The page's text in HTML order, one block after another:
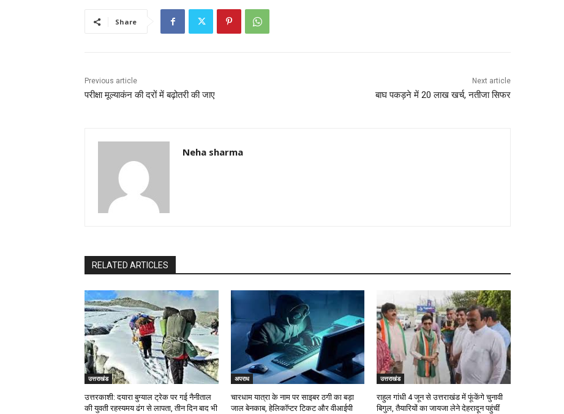
b
k
A
p
Share
Previous article
परीक्षा मूल्याकंन की दरों में बढ़ोतरी की जाए
Next article
बाघ पकड़ने में 20 लाख खर्च, नतीजा सिफर
Neha sharma
RELATED ARTICLES
उत्तराखंड
उत्तरकाशी: दयारा बुग्याल ट्रेक पर गई नैनीताल
की युवती रहस्यमय ढंग से लापता, तीन दिन बाद भी
अपराध
चारधाम यात्रा के नाम पर साइबर ठगी का बड़ा
जाल बेनकाब, हेलिकॉप्टर टिकट और वीआईपी
उत्तराखंड
राहुल गांधी 4 जून से उत्तराखंड में फूंकेंगे चुनावी
बिगुल, तैयारियों का जायजा लेने देहरादून पहुंचीं